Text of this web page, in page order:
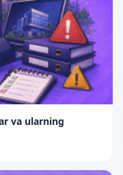
va ularning